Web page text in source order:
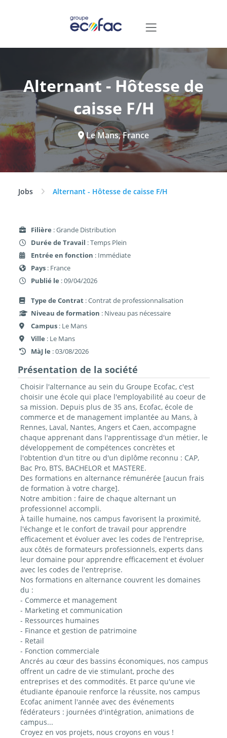
Alternant - Hôtesse de
caisse F/H
Le Mans, France
Jobs Alternant - Hôtesse de caisse F/H
Filière : Grande Distribution
Durée de Travail : Temps Plein
Entrée en fonction : Immédiate
Pays : France
Publié le : 09/04/2026
Type de Contrat : Contrat de professionnalisation
Niveau de formation : Niveau pas nécessaire
Campus : Le Mans
Ville : Le Mans
MàJ le : 03/08/2026
Présentation de la société
Choisir l'alternance au sein du Groupe Ecofac, c'est
choisir une école qui place l'employabilité au coeur de
sa mission. Depuis plus de 35 ans, Ecofac, école de
commerce et de management implantée au Mans, à
Rennes, Laval, Nantes, Angers et Caen, accompagne
chaque apprenant dans l'apprentissage d'un métier, le
développement de compétences concrètes et
l'obtention d'un titre ou d'un diplôme reconnu : CAP,
Bac Pro, BTS, BACHELOR et MASTERE.
Des formations en alternance rémunérée [aucun frais
de formation à votre charge].
Notre ambition : faire de chaque alternant un
professionnel accompli.
À taille humaine, nos campus favorisent la proximité,
l'échange et le confort de travail pour apprendre
efficacement et évoluer avec les codes de l'entreprise,
aux côtés de formateurs professionnels, experts dans
leur domaine pour apprendre efficacement et évoluer
avec les codes de l'entreprise.
Nos formations en alternance couvrent les domaines
du :
- Commerce et management
- Marketing et communication
- Ressources humaines
- Finance et gestion de patrimoine
- Retail
- Fonction commerciale
Ancrés au cœur des bassins économiques, nos campus
offrent un cadre de vie stimulant, proche des
entreprises et des commodités. Et parce qu'une vie
étudiante épanouie renforce la réussite, nos campus
Ecofac animent l'année avec des événements
fédérateurs : journées d'intégration, animations de
campus...
Croyez en vos projets, nous croyons en vous !